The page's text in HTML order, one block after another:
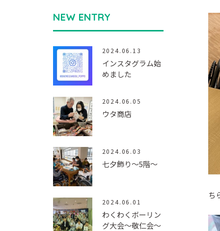
ち
NEW ENTRY
2024.06.13
インスタグラム始
めました
2024.06.05
ウタ商店
2024.06.03
七夕飾り～5階～
2024.06.01
わくわくボーリン
グ大会～敬仁会～